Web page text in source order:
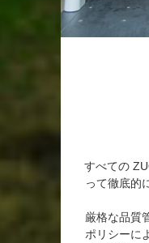
すべての
って徹底的
厳格な品質
ポリシーに